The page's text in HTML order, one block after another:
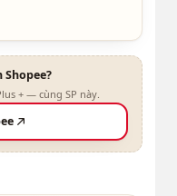
+ — cùng SP này.